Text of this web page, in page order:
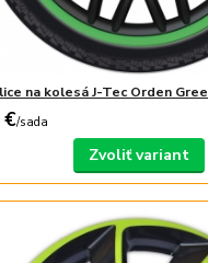
na kolesá J-Tec Orden
€/sada
Zvoliť variant